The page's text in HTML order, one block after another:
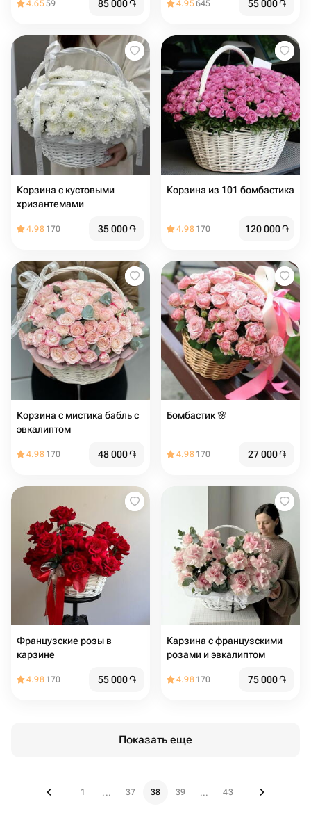
4.6559 85 000֏ шт4.95645 55 000֏
Корзина с кустовыми
хризантемами
4.98 170 35 000֏
Корзина из 101 бомбастика
4.98 170 120 000֏
Корзина с мистика бабль с
эвкалиптом
4.98 170 48 000֏
Бомбастик 🌸
4.98 170 27 000֏
Французские розы в
карзине
4.98 170 55 000֏
Карзина с французскими
розами и эвкалиптом
4.98 170 75 000֏
Показать еще
1 ... 37 38 39 ... 43